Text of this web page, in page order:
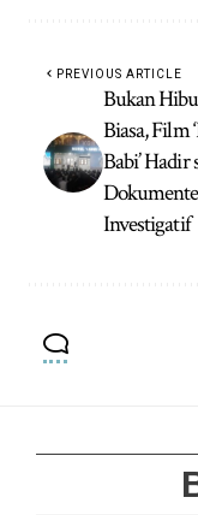
PREVIOUS ARTICLE
Bukan
Biasa, Film
Babi’ Hadir
Investigatif